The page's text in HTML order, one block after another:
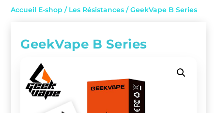
Accueil E-shop / Les Résistances / GeekVape B Series
GeekVape B Series